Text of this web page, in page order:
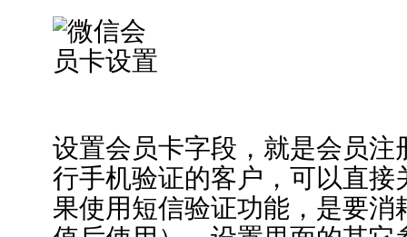
设置会员卡字段，就是会员
行手机验证的客户，可以直接
果使用短信验证功能，是要